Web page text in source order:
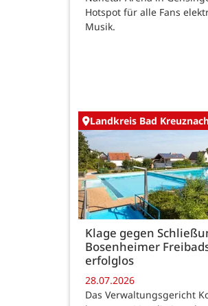
Hotspot für alle Fans
Musik.
Landkreis Bad
Klage gegen
Bosenheimer
erfolglos
28.07.2026
Das Verwaltungsgericht